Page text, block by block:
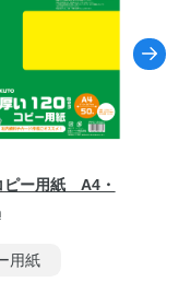
ピー用紙 A4・
用紙